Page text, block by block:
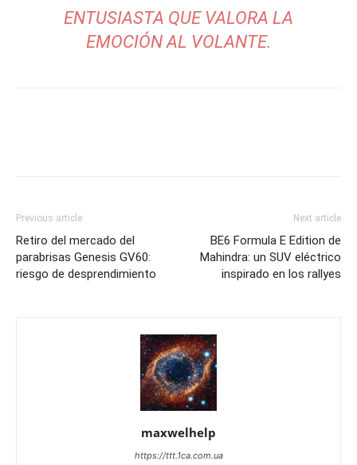
ENTUSIASTA QUE VALORA LA
EMOCIÓN AL VOLANTE.
Previous article
Retiro del mercado del
parabrisas Genesis GV60:
riesgo de desprendimiento
Next article
BE6 Formula E Edition de
Mahindra: un SUV eléctrico
inspirado en los rallyes
maxwelhelp
https://ttt.1ca.com.ua